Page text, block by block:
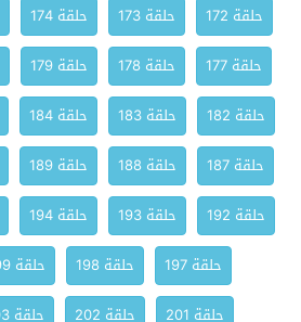
حلقة 172
حلقة 173 حلقة 174
حلقة 177
حلقة 178 حلقة 179
حلقة 182
حلقة 183 حلقة 184
حلقة 187
حلقة 188 حلقة 189
حلقة 192
حلقة 193 حلقة 194
حلقة 197
حلقة 198 حلقة 199
حلقة 201
حلقة 202 حلقة 203